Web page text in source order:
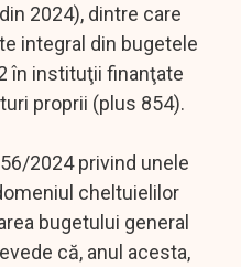
2024), dintre care
integral din bugetele
în instituţii finanţate
proprii (plus 854).
2024 privind unele
cheltuielilor
bugetului general
că, anul acesta,